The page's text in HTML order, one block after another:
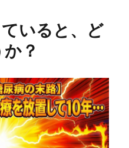
いると、ど
？